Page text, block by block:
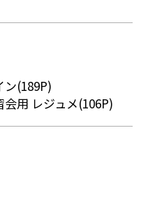
(189P)
用 レジュメ(106P)